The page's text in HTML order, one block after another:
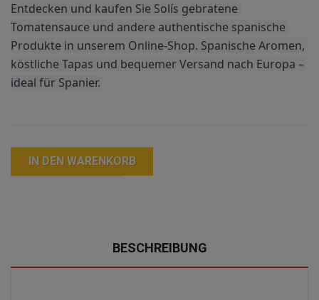
Entdecken und kaufen Sie Solís gebratene
Tomatensauce und andere authentische spanische
Produkte in unserem Online-Shop. Spanische Aromen,
köstliche Tapas und bequemer Versand nach Europa –
ideal für Spanier.
IN DEN WARENKORB
BESCHREIBUNG